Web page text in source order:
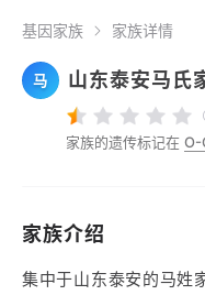
基因家族 家族详情
马 山东泰安马氏
家族的遗传标记在 O-
家族介绍
集中于山东泰安的马姓